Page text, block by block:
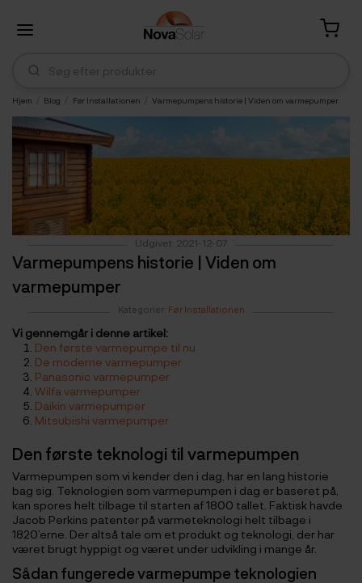
Hjem Blog Før Installationen Varmepumpens historie | Viden om varmepumper
Udgivet: 2021-12-07
Varmepumpens historie | Viden om
varmepumper
Kategorier: Før Installationen
Vi gennemgår i denne artikel:
Den første varmepumpe til nu
De moderne varmepumper
Panasonic varmepumper
Wilfa varmepumper
Daikin varmepumper
Mitsubishi varmepumper
Den første teknologi til varmepumpen
Varmepumpen som vi kender den i dag, har en lang historie
bag sig. Teknologien som varmepumpen i dag er baseret på,
kan spores helt tilbage til starten af 1800 tallet. Faktisk havde
Jacob Perkins patenter på varmeteknologi helt tilbage i
1820’erne. Der altså tale om et produkt og teknologi, der har
været brugt hyppigt og været under udvikling i mange år.
Sådan fungerede varmepumpe teknologien